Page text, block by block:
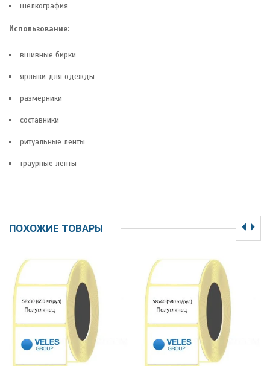
шелкография
Использование:
вшивные бирки
ярлыки для одежды
размерники
составники
ритуальные ленты
траурные ленты
ПОХОЖИЕ ТОВАРЫ